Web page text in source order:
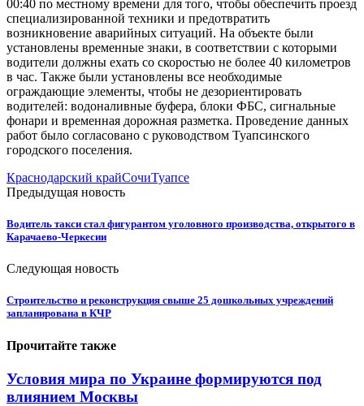
00:40 по местному времени для того, чтобы обеспечить проезд
специализированной техники и предотвратить
возникновение аварийных ситуаций. На объекте были
установлены временные знаки, в соответствии с которыми
водители должны ехать со скоростью не более 40 километров
в час. Также были установлены все необходимые
ограждающие элементы, чтобы не дезориентировать
водителей: водоналивные буфера, блоки ФБС, сигнальные
фонари и временная дорожная разметка. Проведение данных
работ было согласовано с руководством Туапсинского
городского поселения.
Краснодарский крайСочиТуапсе
Предыдущая новость
Водитель такси стал фигурантом уголовного производства, открытого в
Карачаево-Черкесии
Следующая новость
Строительство и реконструкция свыше 25 дошкольных учреждений
запланирована в КЧР
Прочитайте также
Условия мира по Украине формируются под
влиянием Москвы